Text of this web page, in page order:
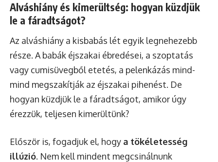
Alváshiány és kimerültség: hogyan küzdjük
le a fáradtságot?
Az alváshiány a kisbabás lét egyik legnehezebb
része. A babák éjszakai ébredései, a szoptatás
vagy cumisüvegből etetés, a pelenkázás mind-
mind megszakítják az éjszakai pihenést. De
hogyan küzdjük le a fáradtságot, amikor úgy
érezzük, teljesen kimerültünk?
Először is, fogadjuk el, hogy a tökéletesség
illúzió. Nem kell mindent megcsinálnunk